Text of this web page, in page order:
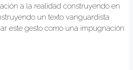
a la realidad construyendo en
un texto vanguardista
este gesto como una impugnación